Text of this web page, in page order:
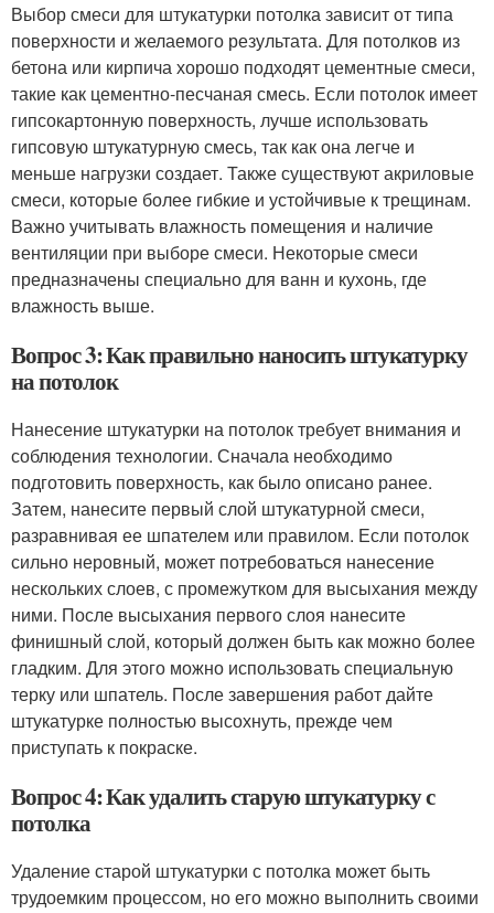
Выбор смеси для штукатурки потолка зависит от типа
поверхности и желаемого результата. Для потолков из
бетона или кирпича хорошо подходят цементные смеси,
такие как цементно-песчаная смесь. Если потолок имеет
гипсокартонную поверхность, лучше использовать
гипсовую штукатурную смесь, так как она легче и
меньше нагрузки создает. Также существуют акриловые
смеси, которые более гибкие и устойчивые к трещинам.
Важно учитывать влажность помещения и наличие
вентиляции при выборе смеси. Некоторые смеси
предназначены специально для ванн и кухонь, где
влажность выше.
Вопрос 3: Как правильно наносить штукатурку
на потолок
Нанесение штукатурки на потолок требует внимания и
соблюдения технологии. Сначала необходимо
подготовить поверхность, как было описано ранее.
Затем, нанесите первый слой штукатурной смеси,
разравнивая ее шпателем или правилом. Если потолок
сильно неровный, может потребоваться нанесение
нескольких слоев, с промежутком для высыхания между
ними. После высыхания первого слоя нанесите
финишный слой, который должен быть как можно более
гладким. Для этого можно использовать специальную
терку или шпатель. После завершения работ дайте
штукатурке полностью высохнуть, прежде чем
приступать к покраске.
Вопрос 4: Как удалить старую штукатурку с
потолка
Удаление старой штукатурки с потолка может быть
трудоемким процессом, но его можно выполнить своими